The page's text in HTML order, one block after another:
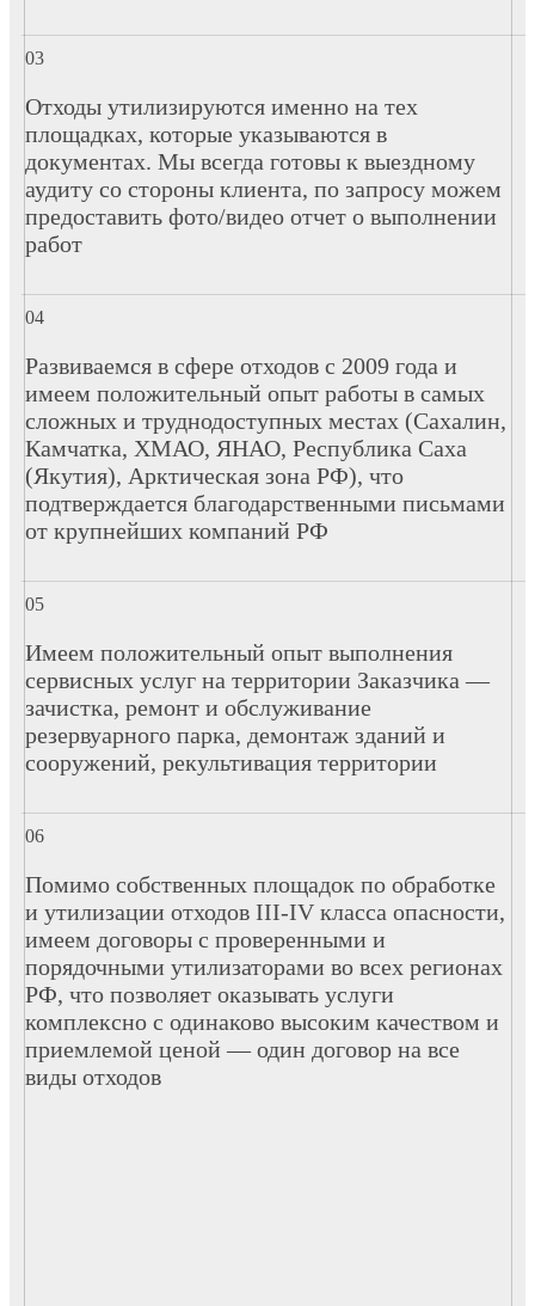
Отходы утилизируются именно на тех
площадках, которые указываются в
документах. Мы всегда готовы к выездному
аудиту со стороны клиента, по запросу можем
предоставить фото/видео отчет о выполнении
работ
Развиваемся в сфере отходов с 2009 года и
имеем положительный опыт работы в самых
сложных и труднодоступных местах (Сахалин,
Камчатка, ХМАО, ЯНАО, Республика Саха
(Якутия), Арктическая зона РФ), что
подтверждается благодарственными письмами
от крупнейших компаний РФ
Имеем положительный опыт выполнения
сервисных услуг на территории Заказчика —
зачистка, ремонт и обслуживание
резервуарного парка, демонтаж зданий и
сооружений, рекультивация территории
Помимо собственных площадок по обработке
и утилизации отходов III-IV класса опасности,
имеем договоры с проверенными и
порядочными утилизаторами во всех регионах
РФ, что позволяет оказывать услуги
комплексно с одинаково высоким качеством и
приемлемой ценой — один договор на все
виды отходов